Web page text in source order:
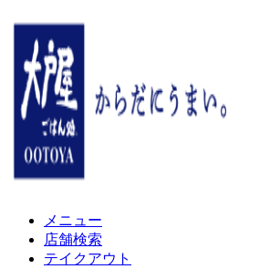
メニュー
店舗検索
テイクアウト